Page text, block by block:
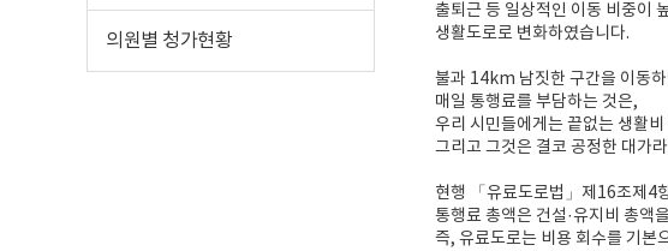
의원별 청가현황
출퇴근 등 일상적인 이동 비중이
생활도로로 변화하였습니다.
불과 14km 남짓한 구간을 이동하
매일 통행료를 부담하는 것은,
우리 시민들에게는 끝없는 생활비
그리고 그것은 결코 공정한 대가
현행 「유료도로법」제16조제4
통행료 총액은 건설·유지비 총액
즉, 유료도로는 비용 회수를 기본